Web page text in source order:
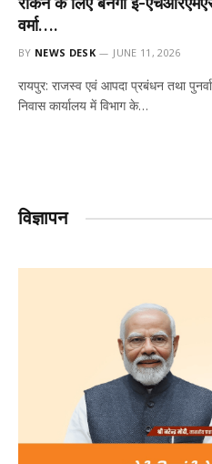
वर्मा….
BY NEWS DESK JUNE 11, 2026
रायपुर: राजस्व एवं आपदा प्रबंधन तथा
निवास कार्यालय में विभाग के…
विज्ञापन